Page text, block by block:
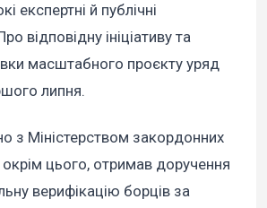
експертні й публічні
відповідну ініціативу та
масштабного проєкту уряд
липня.
з Міністерством закордонних
окрім цього, отримав доручення
верифікацію борців за